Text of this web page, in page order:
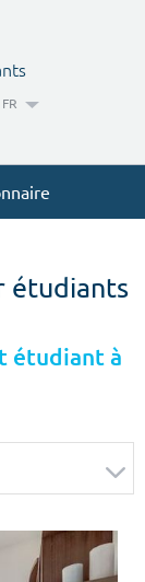
FR
m²
étudiants
étudiant à